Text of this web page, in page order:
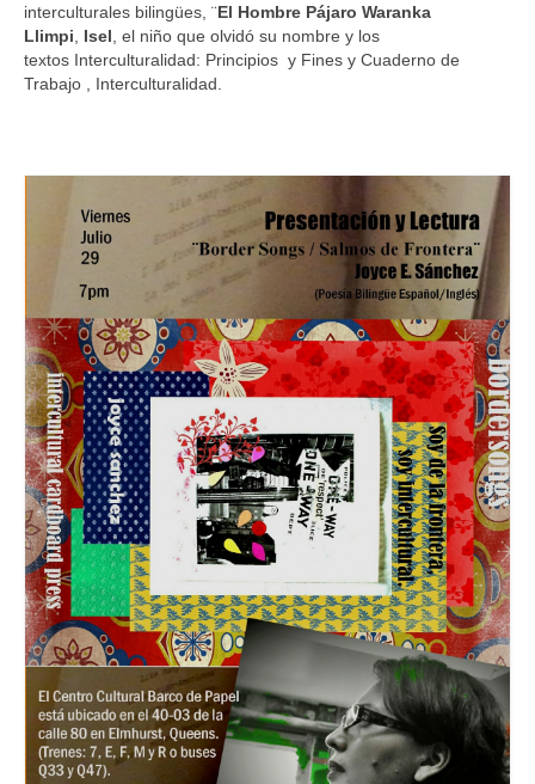
interculturales bilingües, ¨El Hombre Pájaro Waranka
Llimpi
Isel , el niño que olvidó su nombre y los
textos Interculturalidad: Principios y Fines y Cuaderno de
Trabajo , Interculturalidad.